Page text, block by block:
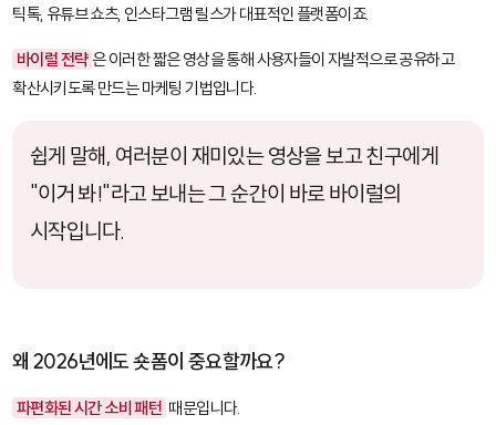
틱톡, 유튜브 쇼츠, 인스타그램 릴스가 대표적인 플랫폼이죠.
바이럴 전략 은 이러한 짧은 영상을 통해 사용자들이 자발적으로 공유하고
확산시키도록 만드는 마케팅 기법입니다.
쉽게 말해, 여러분이 재미있는 영상을 보고 친구에게
"이거 봐!"라고 보내는 그 순간이 바로 바이럴의
시작입니다.
왜 2026년에도 숏폼이 중요할까요?
파편화된 시간 소비 패턴 때문입니다.